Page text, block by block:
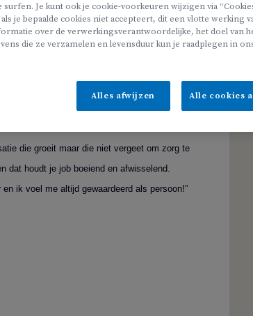
in de buitenschoolse opvang en groei
zorgen, maar ook voor onze medewerkers.
die groeit maar die niet vergeet om zorg te
dat houdt je job boeiend en afwisselend.
ik voel me altijd gewaardeerd als persoon!”
surfen. Je kunt ook je cookie-voorkeuren wijzigen via
je bepaalde cookies niet accepteert, dit een vlotte werking
over de verwerkingsverantwoordelijke, het doel van
die ze verzamelen en levensduur kun je raadplegen in
Alles afwijzen Alle cookies